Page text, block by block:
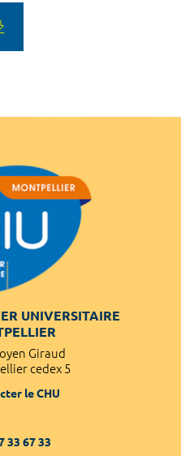
UNIVERSITAIRE
Giraud
cedex 5
le CHU
33 67 33